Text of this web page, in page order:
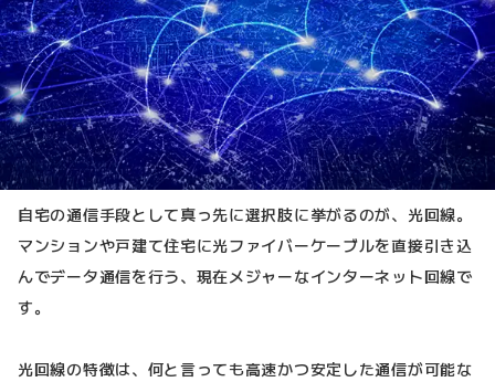
自宅の通信手段として真っ先に選択肢に挙がるのが、光回線。
マンションや戸建て住宅に光ファイバーケーブルを直接引き込
んでデータ通信を行う、現在メジャーなインターネット回線で
す。
光回線の特徴は、何と言っても高速かつ安定した通信が可能な